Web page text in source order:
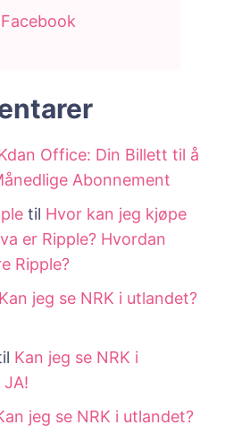
Office: Din Billett til å
Abonnement
til Hvor kan jeg kjøpe
er Ripple? Hvordan
Ripple?
Kan jeg se NRK i utlandet?
Kan jeg se NRK i
JA!
jeg se NRK i utlandet?